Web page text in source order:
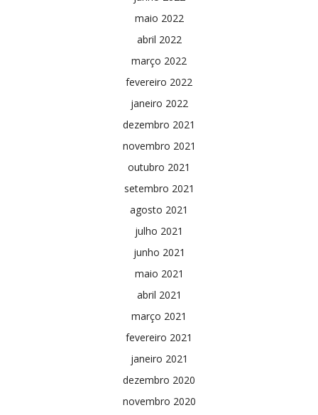
maio 2022
abril 2022
março 2022
fevereiro 2022
janeiro 2022
dezembro 2021
novembro 2021
outubro 2021
setembro 2021
agosto 2021
julho 2021
junho 2021
maio 2021
abril 2021
março 2021
fevereiro 2021
janeiro 2021
dezembro 2020
novembro 2020